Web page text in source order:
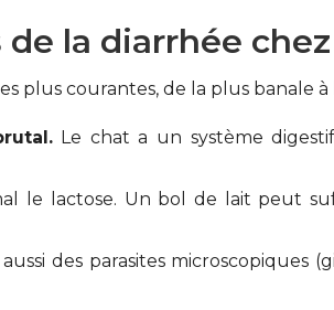
la diarrhée
plus courantes, de la plus banale à
Le chat a un système
le lactose. Un bol de lait peut
des parasites microscopiques